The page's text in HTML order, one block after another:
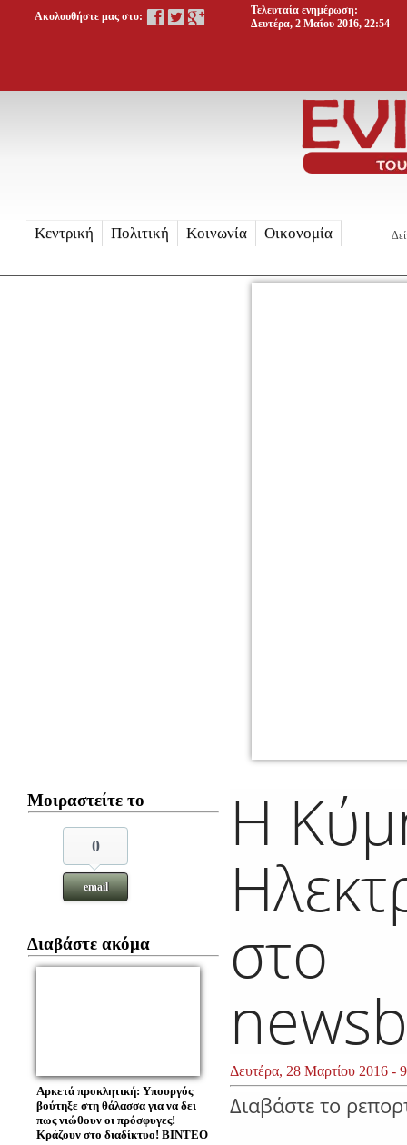
Ακολουθήστε μας στο:
Τελευταία ενημέρωση:
Δευτέρα, 2 Μαΐου 2016, 22:54
Κεντρική Πολιτική Κοινωνία Οικονομία
Μοιραστείτε το
0
email
Διαβάστε ακόμα
Αρκετά προκλητική: Υπουργός
βούτηξε στη θάλασσα για να δει
πως νιώθουν οι πρόσφυγες!
Κράζουν στο διαδίκτυο! ΒΙΝΤΕΟ
H
στο
Δευτέρα, 28 Μαρτίου 2016 -
Διαβάστε το